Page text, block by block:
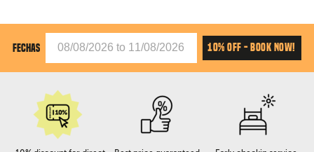
FECHAS 10% OFF - BOOK NOW!